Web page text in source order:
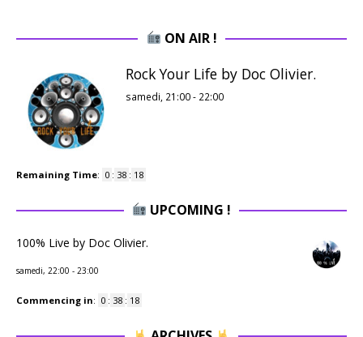
ON AIR !
Rock Your Life by Doc Olivier.
samedi, 21:00- 22:00
Remaining Time: 0 : 38 : 17
UPCOMING !
100% Live by Doc Olivier.
samedi, 22:00 - 23:00
Commencing in: 0 : 38 : 17